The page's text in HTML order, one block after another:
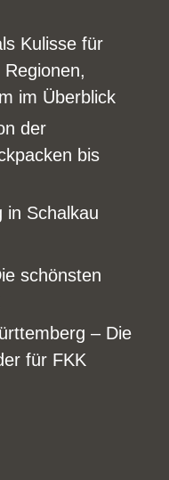
Kulisse für
im Überblick
der
bis
in Schalkau
schönsten
– Die
für FKK